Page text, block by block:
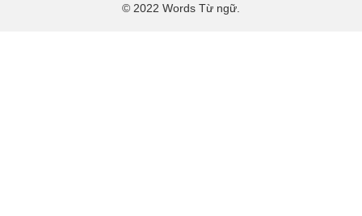
© 2022 Words Từ ngữ.